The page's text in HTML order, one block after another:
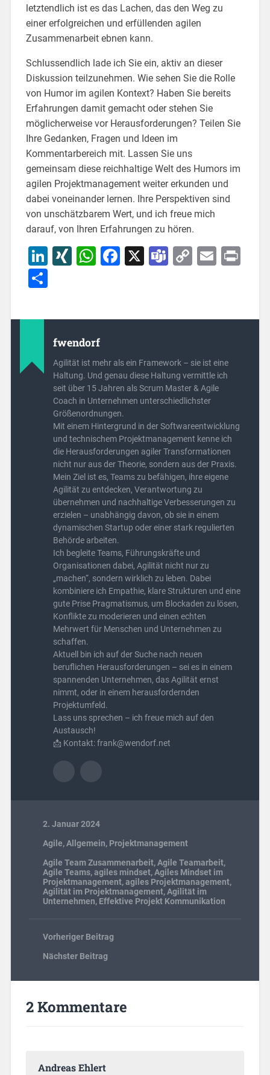
letztendlich ist es das Lachen, das den Weg zu
einer erfolgreichen und erfüllenden agilen
Zusammenarbeit ebnen kann.
Schlussendlich lade ich Sie ein, aktiv an dieser
Diskussion teilzunehmen. Wie sehen Sie die Rolle
von Humor im agilen Kontext? Haben Sie bereits
Erfahrungen damit gemacht oder stehen Sie
möglicherweise vor Herausforderungen? Teilen Sie
Ihre Gedanken, Fragen und Ideen im
Kommentarbereich mit. Lassen Sie uns
gemeinsam diese reichhaltige Welt des Humors im
agilen Projektmanagement weiter erkunden und
dabei voneinander lernen. Ihre Perspektiven sind
von unschätzbarem Wert, und ich freue mich
darauf, von Ihren Erfahrungen zu hören.
LinkedIn
XINGWhatsApp
Facebook
X Teams
CopyEmail
Teilen
fwendorf
Agilität ist mehr als ein Framework – sie ist eine
Haltung. Und genau diese Haltung vermittle ich
seit über 15 Jahren als Scrum Master & Agile
Coach in Unternehmen unterschiedlichster
Größenordnungen.
Mit einem Hintergrund in der Softwareentwicklung
und technischem Projektmanagement kenne ich
die Herausforderungen agiler Transformationen
nicht nur aus der Theorie, sondern aus der Praxis.
Mein Ziel ist es, Teams zu befähigen, ihre eigene
Agilität zu entdecken, Verantwortung zu
übernehmen und nachhaltige Verbesserungen zu
erzielen – unabhängig davon, ob sie in einem
dynamischen Startup oder einer stark regulierten
Behörde arbeiten.
Ich begleite Teams, Führungskräfte und
Organisationen dabei, Agilität nicht nur zu
„machen“, sondern wirklich zu leben. Dabei
kombiniere ich Empathie, klare Strukturen und eine
gute Prise Pragmatismus, um Blockaden zu lösen,
Konflikte zu moderieren und einen echten
Mehrwert für Menschen und Unternehmen zu
schaffen.
Aktuell bin ich auf der Suche nach neuen
beruflichen Herausforderungen – sei es in einem
spannenden Unternehmen, das Agilität ernst
nimmt, oder in einem herausfordernden
Projektumfeld.
Lass uns sprechen – ich freue mich auf den
Austausch!
📩 Kontakt: frank@wendorf.net
2. Januar 2024
Agile,Allgemein, Projektmanagement
Agile Team Zusammenarbeit,Agile Teamarbeit,
Agile Teams,agiles mindset,Agiles Mindset im
Projektmanagement,agiles Projektmanagement,
Agilität im Projektmanagement,Agilität im
Unternehmen, Effektive Projekt Kommunikation
Vorheriger Beitrag
Nächster Beitrag
2 Kommentare
Andreas Ehlert